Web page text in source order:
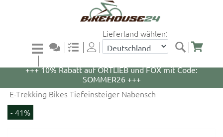
Lieferland wählen:
+++ 5% Rabatt auf WOOM Bikes und Zubehör mit
+++ 10% Rabatt auf ORTLIEB und FOX mit Code:
SOMMER26 +++
E-Trekking Bikes Tiefeinsteiger Nabensch
- 41%